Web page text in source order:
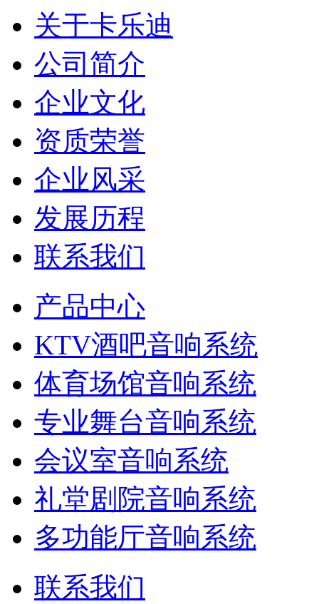
关于卡乐迪
公司简介
企业文化
资质荣誉
企业风采
发展历程
联系我们
产品中心
KTV酒吧音响系统
体育场馆音响系统
专业舞台音响系统
会议室音响系统
礼堂剧院音响系统
多功能厅音响系统
联系我们